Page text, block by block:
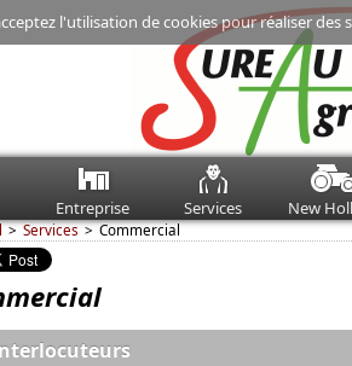
l'utilisation de cookies pour réaliser des
Entreprise Services New
Services Commercial